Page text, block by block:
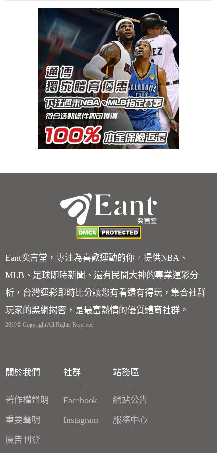
Eant奕言堂，專注為喜歡運動的你，提供NBA、
MLB、足球即時新聞、還有民間大神的專業運彩分
析，台灣運彩即時比分讓您有看還有得玩，集合社群
玩家的黑網揭密，是最富熱情的優質體育社群。
2019© Copyright All Rights Reserved
關於我們
著作權聲明
重要聲明
廣告刊登
社群
Facebook
Instagram
站務區
網站公告
服務中心